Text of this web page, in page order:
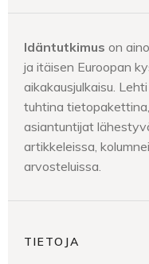
Idäntutkimus on
ja itäisen Euroopan
aikakausjulkaisu.
tuhtina
asiantuntijat
artikkeleissa,
arvosteluissa.
TIETOJA